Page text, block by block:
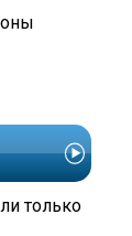
только